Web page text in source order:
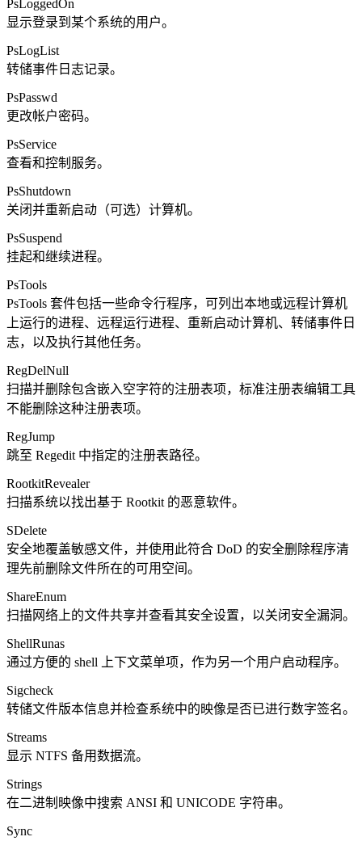
PsLoggedOn
显示登录到某个系统的用户。
PsLogList
转储事件日志记录。
PsPasswd
更改帐户密码。
PsService
查看和控制服务。
PsShutdown
关闭并重新启动（可选）计算机。
PsSuspend
挂起和继续进程。
PsTools
PsTools 套件包括一些命令行程序，可列出本地或远程计算机
上运行的进程、远程运行进程、重新启动计算机、转储事件日
志，以及执行其他任务。
RegDelNull
扫描并删除包含嵌入空字符的注册表项，标准注册表编辑工具
不能删除这种注册表项。
RegJump
跳至 Regedit 中指定的注册表路径。
RootkitRevealer
扫描系统以找出基于 Rootkit 的恶意软件。
SDelete
安全地覆盖敏感文件，并使用此符合 DoD 的安全删除程序清
理先前删除文件所在的可用空间。
ShareEnum
扫描网络上的文件共享并查看其安全设置，以关闭安全漏洞。
ShellRunas
通过方便的 shell 上下文菜单项，作为另一个用户启动程序。
Sigcheck
转储文件版本信息并检查系统中的映像是否已进行数字签名。
Streams
显示 NTFS 备用数据流。
Strings
在二进制映像中搜索 ANSI 和 UNICODE 字符串。
Sync